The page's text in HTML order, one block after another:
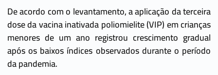
De acordo com o levantamento, a aplicação da terceira
dose da vacina inativada poliomielite (VIP) em crianças
menores de um ano registrou crescimento gradual
após os baixos índices observados durante o período
da pandemia.